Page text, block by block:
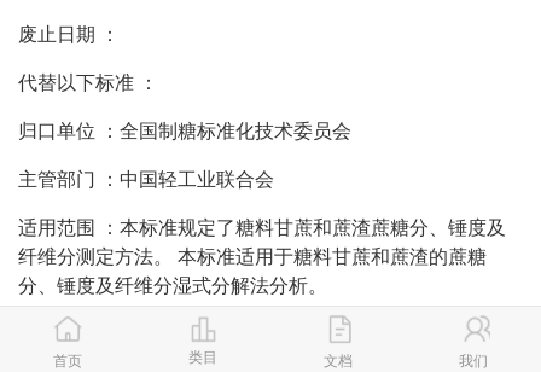
废止日期 ：
代替以下标准 ：
归口单位 ：全国制糖标准化技术委员会
主管部门 ：中国轻工业联合会
适用范围 ：本标准规定了糖料甘蔗和蔗渣蔗糖分、锤度及
纤维分测定方法。 本标准适用于糖料甘蔗和蔗渣的蔗糖
分、锤度及纤维分湿式分解法分析。
起草单位 ：广西壮族自治区机械工业研究院、广州市华侨
糖厂、 广西洋浦南华糖业集团股份有限公司 、 广西贵糖
首页 类目 文档 我们